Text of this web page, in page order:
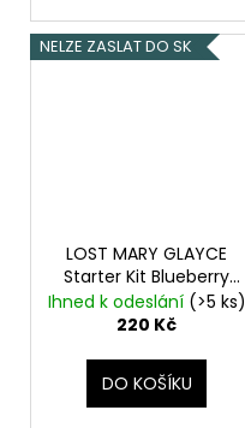
NELZE ZASLAT DO SK
LOST MARY GLAYCE
Starter Kit Blueberry
Cherry Cranberry
20mg 2mlElektronická
(Borůvky s třešní a
brusinkami)
Ihned k odeslání (>5 ks)
220 Kč
DO KOŠÍKU